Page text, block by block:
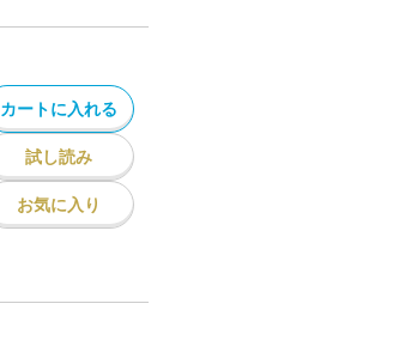
カートに入れる
試し読み
お気に入り